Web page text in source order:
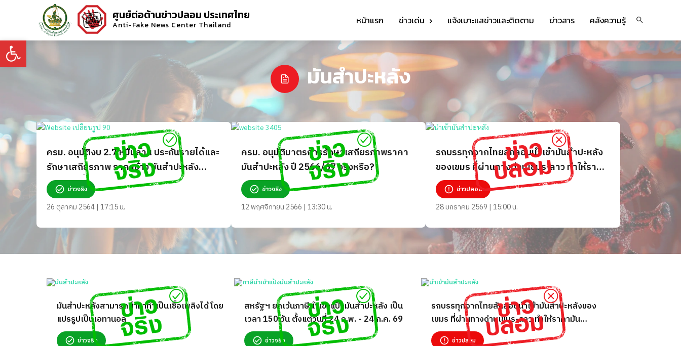
Open toolbar
ศูนย์ต่อต้านข่าวปลอม ประเทศไทย
Anti-Fake News Center Thailand หน้าแรก ข่าวเด่น แจ้งเบาะแสข่าวและติดตาม ข่าวสาร คลังความรู้
มันสำปะหลัง
ครม. อนุมัติงบ 2.7 หมื่นล้าน ประกันรายได้และ
รักษาเสถียรภาพ ราคาข้าว มันสำปะหลัง
ข้าวโพดเลี้ยงสัตว์ จริงหรือ?
ข่าวจริง
26 ตุลาคม 2564 | 17:15 น.
ครม. อนุมัติมาตรการรักษาเสถียรภาพราคา
มันสำปะหลัง ปี 2566/67 จริงหรือ?
ข่าวจริง
12 พฤศจิกายน 2566 | 13:30 น.
รถบรรทุกจากไทยลักลอบนำเข้ามันสำปะหลัง
ของเขมร ที่ผ่านทางด่านเขมร-ลาว ทำให้ราคา
มันสำปะหลังในประเทศปรับลดลง
ข่าวปลอม
28 มกราคม 2569 | 15:00 น.
มันสำปะหลังสามารถนำมาทำเป็นเชื้อเพลิงได้ โดย
แปรรูปเป็นเอทานอล
ข่าวจริง
สหรัฐฯ ยกเว้นภาษีนำเข้าแป้งมันสำปะหลัง​ เป็น
เวลา​ 150 วัน​ ตั้งแต่วันที่​ 24 ก.พ.​ - 24​ ก.ค.​ 69
ข่าวจริง
รถบรรทุกจากไทยลักลอบนำเข้ามันสำปะหลังของ
เขมร ที่ผ่านทางด่านเขมร-ลาว ทำให้ราคามัน
สำปะหลังในประเทศปรับลดลง
ข่าวปลอม